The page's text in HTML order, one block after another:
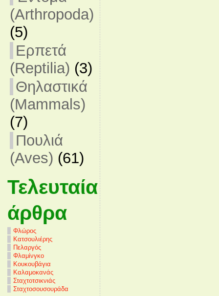
(Arthropoda)
(5)
Ερπετά
(Reptilia) (3)
Θηλαστικά
(Mammals)
(7)
Πουλιά
(Aves) (61)
Τελευταία
άρθρα
Φλώρος
Κατσουλιέρης
Πελαργός
Φλαμίνγκο
Κουκουβάγια
Καλαμοκανάς
Σταχτοτσικνιάς
Σταχτοσουσουράδα